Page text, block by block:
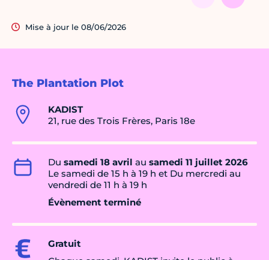
The Plantation Plot
KADIST
21, rue des Trois Frères, Paris 18e
Du samedi 18 avril au samedi 11 juillet 2026
Le samedi de 15 h à 19 h et Du mercredi au
vendredi de 11 h à 19 h
Évènement terminé
Gratuit
Mise à jour le 08/06/2026